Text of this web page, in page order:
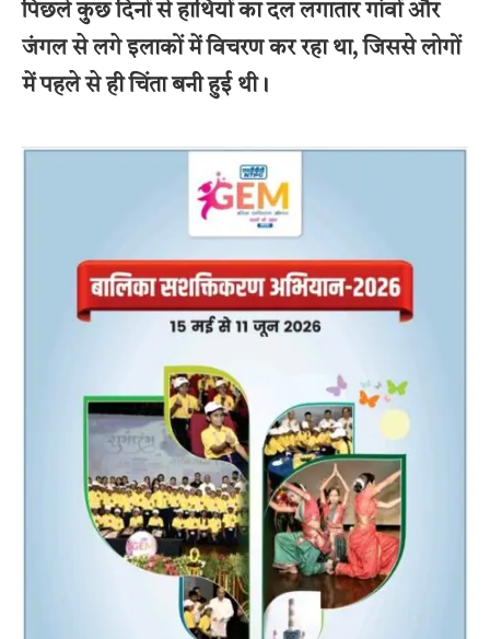
पिछले कुछ दिनों से हाथियों का दल लगातार गांवों और
जंगल से लगे इलाकों में विचरण कर रहा था, जिससे लोगों
में पहले से ही चिंता बनी हुई थी।